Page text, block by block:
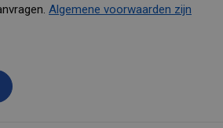
Algemene voorwaarden zijn